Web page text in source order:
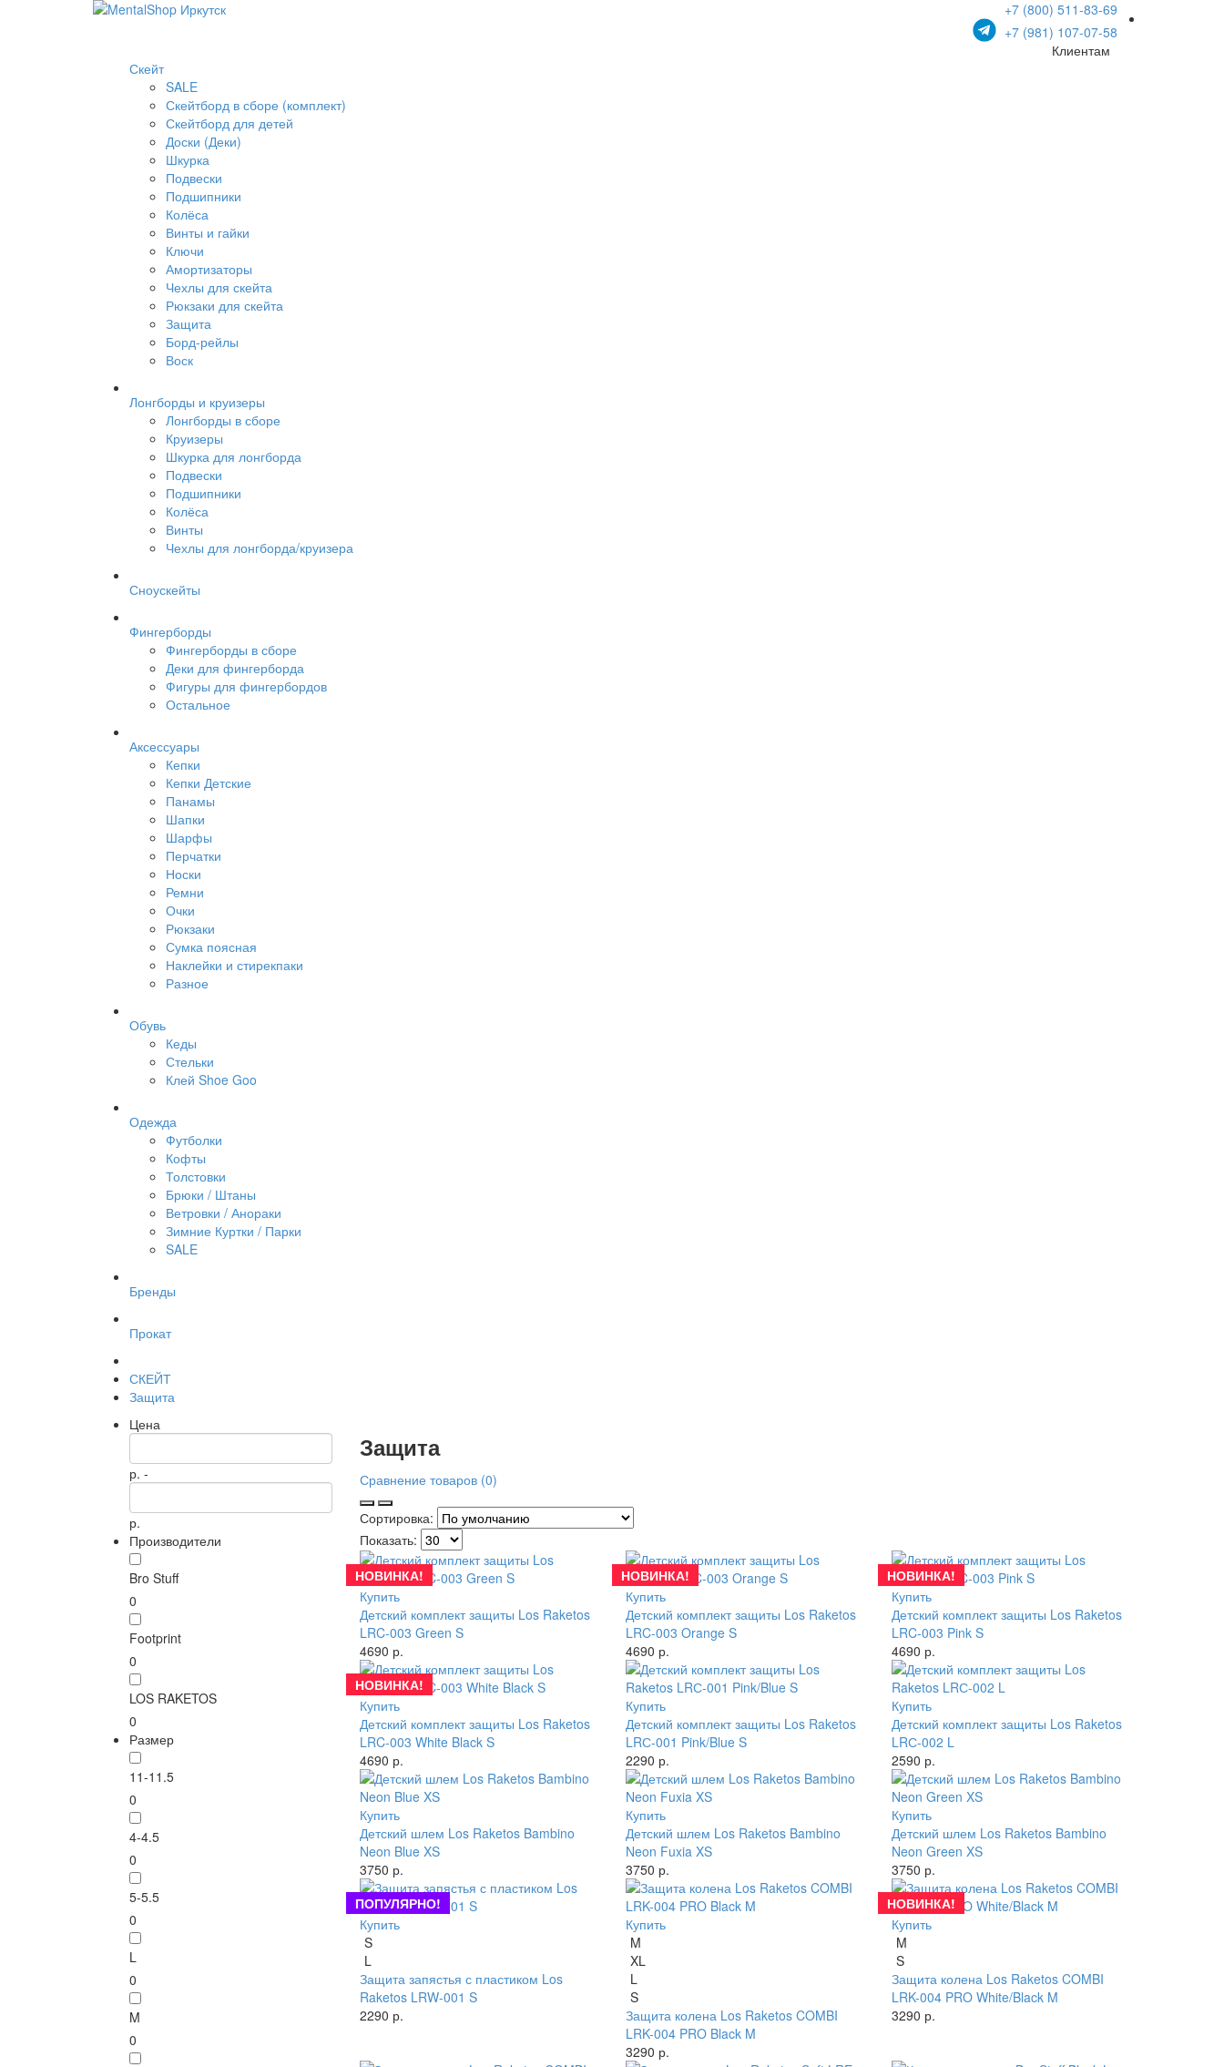
+7 (800) 511-83-69
+7 (981) 107-07-58
Клиентам
Скейт
SALE
Скейтборд в сборе (комплект)
Скейтборд для детей
Доски (Деки)
Шкурка
Подвески
Подшипники
Колёса
Винты и гайки
Ключи
Амортизаторы
Чехлы для скейта
Рюкзаки для скейта
Защита
Борд-рейлы
Воск
Лонгборды и круизеры
Лонгборды в сборе
Круизеры
Шкурка для лонгборда
Подвески
Подшипники
Колёса
Винты
Чехлы для лонгборда/круизера
Сноускейты
Фингерборды
Фингерборды в сборе
Деки для фингерборда
Фигуры для фингербордов
Остальное
Аксессуары
Кепки
Кепки Детские
Панамы
Шапки
Шарфы
Перчатки
Носки
Ремни
Очки
Рюкзаки
Сумка поясная
Наклейки и стирекпаки
Разное
Обувь
Кеды
Стельки
Клей Shoe Goo
Одежда
Футболки
Кофты
Толстовки
Брюки / Штаны
Ветровки / Анораки
Зимние Куртки / Парки
SALE
Бренды
Прокат
СКЕЙТ
Защита
Цена
р. -
р.
Производители
Bro Stuff
0
Footprint
0
LOS RAKETOS
0
Размер
11-11.5
0
4-4.5
0
5-5.5
0
L
0
M
0
Защита
Сравнение товаров (0)
Сортировка:
Показать:
НОВИНКА!
Купить
Детский комплект защиты Los Raketos
LRC-003 Green S
4690 р.
НОВИНКА!
Купить
Детский комплект защиты Los Raketos
LRC-003 Orange S
4690 р.
НОВИНКА!
Купить
Детский комплект защиты Los Raketos
LRC-003 Pink S
4690 р.
НОВИНКА!
Купить
Детский комплект защиты Los Raketos
LRC-003 White Black S
4690 р.
Купить
Детский комплект защиты Los Raketos
LRС-001 Pink/Blue S
2290 р.
Купить
Детский комплект защиты Los Raketos
LRС-002 L
2590 р.
Купить
Детский шлем Los Raketos Bambino
Neon Blue XS
3750 р.
Купить
Детский шлем Los Raketos Bambino
Neon Fuxia XS
3750 р.
Купить
Детский шлем Los Raketos Bambino
Neon Green XS
3750 р.
ПОПУЛЯРНО!
Купить
S
L
Защита запястья с пластиком Los
Raketos LRW-001 S
2290 р.
Купить
M
XL
L
S
Защита колена Los Raketos COMBI
LRK-004 PRO Black M
3290 р.
НОВИНКА!
Купить
M
S
Защита колена Los Raketos COMBI
LRK-004 PRO White/Black M
3290 р.